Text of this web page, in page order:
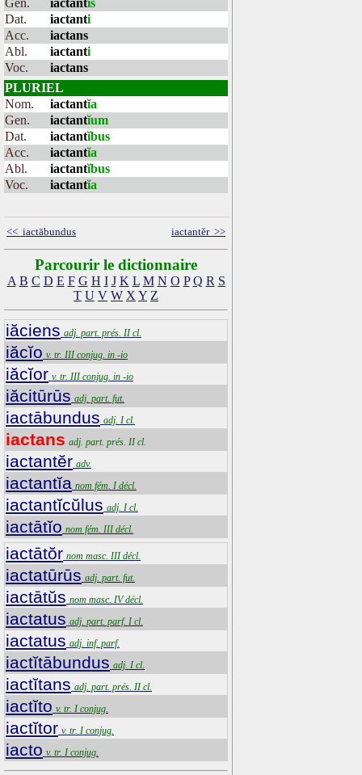
Dat.
iactanti
Acc.
iactans
Abl.
iactanti
Voc.
iactans
PLURIEL
Nom.
iactantĭa
Gen.
iactantĭum
Dat.
iactantĭbus
Acc.
iactantĭa
Abl.
iactantĭbus
Voc.
iactantĭa
<< iactābundus iactantĕr >>
Parcourir le dictionnaire
A B C D E F G H I J K L M N O P Q R S
T U V W X Y Z
iăciens adj. part. prés. II cl.
iăcĭo v. tr. III conjug. in -io
iăcĭor v. tr. III conjug. in -io
iăcitūrūs adj. part. fut.
iactābundus adj. I cl.
iactans adj. part. prés. II cl.
iactantĕr adv.
iactantĭa nom fém. I décl.
iactantĭcŭlus adj. I cl.
iactātĭo nom fém. III décl.
iactātŏr nom masc. III décl.
iactatūrūs adj. part. fut.
iactātŭs nom masc. IV décl.
iactatus adj. part. parf. I cl.
iactatus adj. inf. parf.
iactĭtābundus adj. I cl.
iactĭtans adj. part. prés. II cl.
iactĭto v. tr. I conjug.
iactĭtor v. tr. I conjug.
iacto v. tr. I conjug.